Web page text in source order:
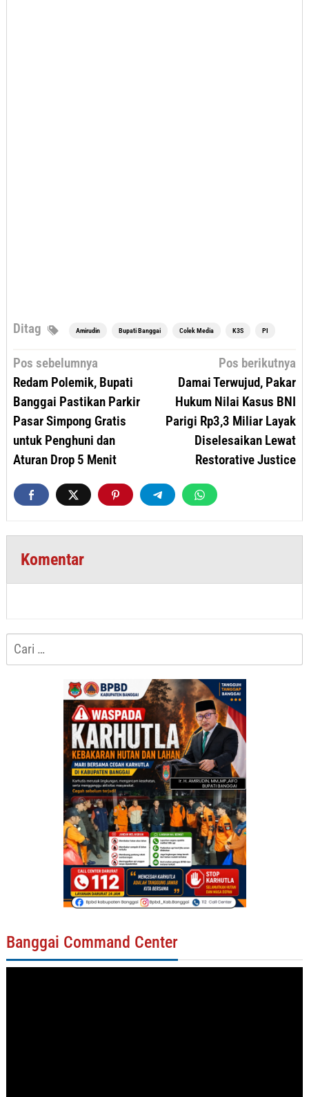
Ditag Amirudin Bupati Banggai Colek Media K3S PI
Navigasi
Pos sebelumnya
Redam Polemik, Bupati
Banggai Pastikan Parkir
Pasar Simpong Gratis
untuk Penghuni dan
Aturan Drop 5 Menit
Pos berikutnya
Damai Terwujud, Pakar
Hukum Nilai Kasus BNI
Parigi Rp3,3 Miliar Layak
Diselesaikan Lewat
Restorative Justice
Komentar
Cari
untuk:
Banggai Command Center